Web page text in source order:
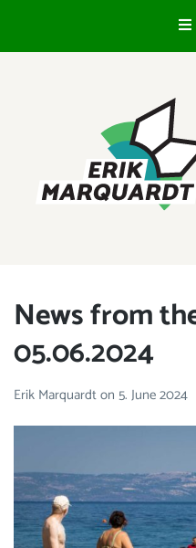
News from
05.06.2024
Erik Marquardton 5. June 2024